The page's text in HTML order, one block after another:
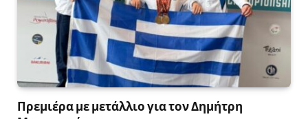
Πρεμιέρα με μετάλλιο για τον Δημήτρη